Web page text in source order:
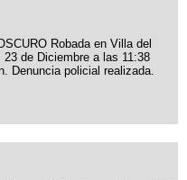
Robada en Villa del
de Diciembre a las 11:38
Denuncia policial realizada.